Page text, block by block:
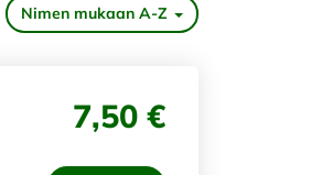
Nimen mukaan A-Z
7,50 €